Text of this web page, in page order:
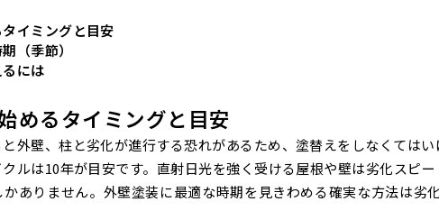
イミングと目安
（季節）
には
めるタイミングと目安
外壁、柱と劣化が進行する恐れがあるため、塗替えをしなくては
ルは10年が目安です。直射日光を強く受ける屋根や壁は劣化スピ
ありません。外壁塗装に最適な時期を見きわめる確実な方法は劣